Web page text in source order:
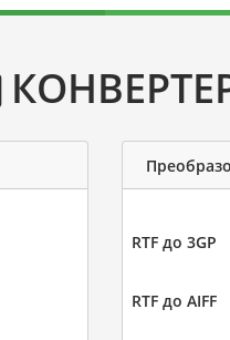
RTF до 3GP
RTF до AIFF